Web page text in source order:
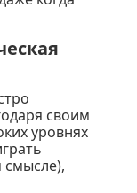
своим
уровнях
смысле),